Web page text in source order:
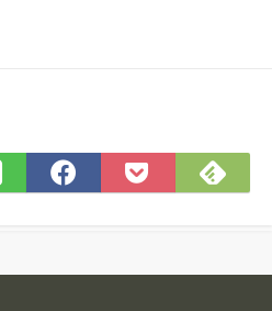
Share
on
Share
on
Save
to
on